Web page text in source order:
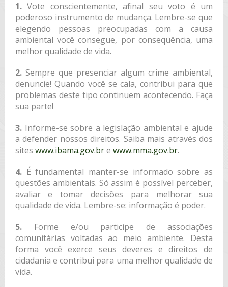
1.Vote conscientemente, afinal seu voto é um
poderoso instrumento de mudança. Lembre-se que
elegendo pessoas preocupadas com a causa
ambiental você consegue, por conseqüência, uma
melhor qualidade de vida.
2.Sempre que presenciar algum crime ambiental,
denuncie! Quando você se cala, contribui para que
problemas deste tipo continuem acontecendo. Faça
sua parte!
3.Informe-se sobre a legislação ambiental e ajude
a defender nossos direitos. Saiba mais através dos
sites www.ibama.gov.bre www.mma.gov.br.
4.É fundamental manter-se informado sobre as
questões ambientais. Só assim é possível perceber,
avaliar e tomar decisões para melhorar sua
qualidade de vida. Lembre-se: informação é poder.
5.Forme e/ou participe de associações
comunitárias voltadas ao meio ambiente. Desta
forma você exerce seus deveres e direitos de
cidadania e contribui para uma melhor qualidade de
vida.